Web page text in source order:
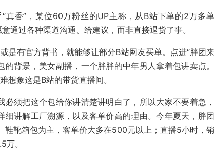
真香”，某位60万粉丝的UP主称，从B站下单的2万多单
通过各种渠道沟通、给建议，而非直接退货了事。
是有官方背书，就能够让部分B站网友买单。点进“胖团来
的背景，美女副播，一个胖胖的中年男人拿着包讲卖点。
想象这是B站的带货直播间。
必须把这个包给你讲清楚讲明白了，所以大家不要着急，
细讲解工厂溯源，以及客单价高的理由。今年夏天，胖团
鞋靴箱包为主，客单价大多在500元以上；直播5小时，销
。